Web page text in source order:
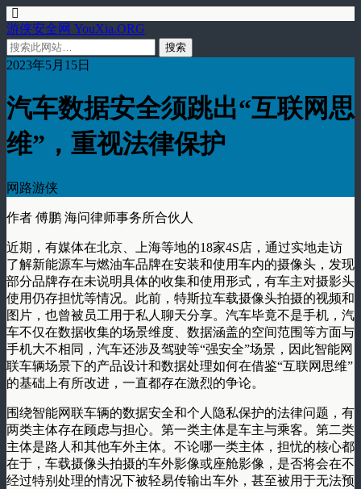
游侠安全网 YouXia.ORG
2023年5月15日
汽车数据安全须跳出“互联网思
维”，重视法律保护
网路游侠
作者 傅鹏 海问律师事务所合伙人
近期，有媒体在北京、上海等地的18家4S店，通过实地走访
了解新能源车与燃油车品牌在安装和使用车内的摄像头，发现
部分品牌存在未说明具体的收集和使用形式，有车主对摄影头
使用仍存担忧等情况。此前，特斯拉车载摄像头拍摄的视频和
图片，也曾被员工用于私人聊天分享。汽车毕竟不是手机，汽
车不仅在数据收集的场景维度、数据涵盖的空间范围等方面与
手机大不相同，汽车还涉及驾驶等“强安全”场景，因此智能网
联车辆场景下的产品设计和数据处理如何在借鉴“互联网思维”
的基础上有所改进，一直都存在激烈的争论。
围绕智能网联车辆的数据安全和个人隐私保护的法律问题，有
两类主体存在顾虑与担心。第一类主体是车主与乘客。第二类
主体是路人和其他车外主体。不论哪一类主体，担忧的核心都
在于，车载摄像头拍摄的车外影像或座舱影像，是否将会在不
经过特别处理的情况下被轻易传输出车外，甚至被用于无法预